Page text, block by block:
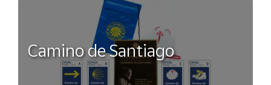
Camino de Santiago